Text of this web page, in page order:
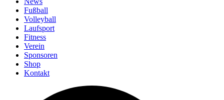
Fußball
Volleyball
Laufsport
Fitness
Verein
Sponsoren
Shop
Kontakt